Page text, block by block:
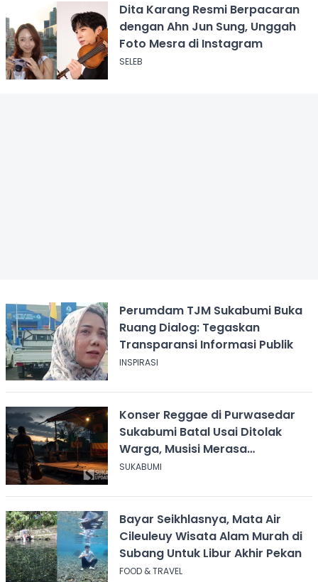
Dita Karang Resmi Berpacaran
dengan Ahn Jun Sung, Unggah
Foto Mesra di Instagram
SELEB
Perumdam TJM Sukabumi Buka
Ruang Dialog: Tegaskan
Transparansi Informasi Publik
INSPIRASI
Konser Reggae di Purwasedar
Sukabumi Batal Usai Ditolak
Warga, Musisi Merasa
Didiskreditkan
SUKABUMI
Bayar Seikhlasnya, Mata Air
Cileuleuy Wisata Alam Murah di
Subang Untuk Libur Akhir Pekan
FOOD & TRAVEL